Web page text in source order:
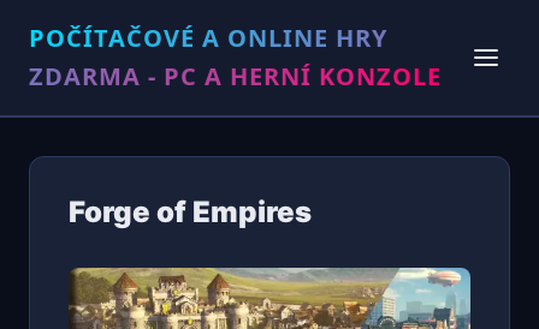
POČÍTAČOVÉ A ONLINE HRY
ZDARMA - PC A HERNÍ KONZOLE
Forge of Empires